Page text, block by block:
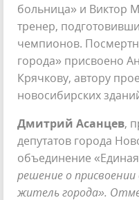
больница» и Виктор
тренер,
чемпионов.
города» присвоено
Крячкову, автору
новосибирских
Дмитрий Асанцев,
депутатов города
объединение
решение о
житель города».